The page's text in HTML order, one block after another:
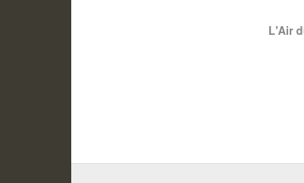
L'Air